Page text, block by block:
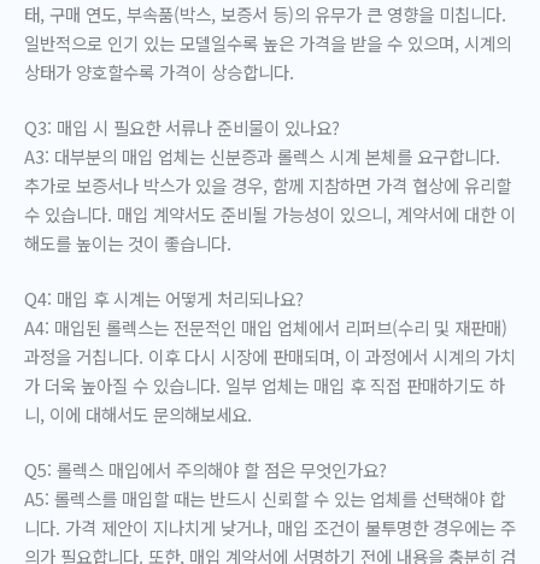
태, 구매 연도, 부속품(박스, 보증서 등)의 유무가 큰 영향을 미칩니다.
일반적으로 인기 있는 모델일수록 높은 가격을 받을 수 있으며, 시계의
상태가 양호할수록 가격이 상승합니다.
Q3: 매입 시 필요한 서류나 준비물이 있나요?
A3: 대부분의 매입 업체는 신분증과 롤렉스 시계 본체를 요구합니다.
추가로 보증서나 박스가 있을 경우, 함께 지참하면 가격 협상에 유리할
수 있습니다. 매입 계약서도 준비될 가능성이 있으니, 계약서에 대한 이
해도를 높이는 것이 좋습니다.
Q4: 매입 후 시계는 어떻게 처리되나요?
A4: 매입된 롤렉스는 전문적인 매입 업체에서 리퍼브(수리 및 재판매)
과정을 거칩니다. 이후 다시 시장에 판매되며, 이 과정에서 시계의 가치
가 더욱 높아질 수 있습니다. 일부 업체는 매입 후 직접 판매하기도 하
니, 이에 대해서도 문의해보세요.
Q5: 롤렉스 매입에서 주의해야 할 점은 무엇인가요?
A5: 롤렉스를 매입할 때는 반드시 신뢰할 수 있는 업체를 선택해야 합
니다. 가격 제안이 지나치게 낮거나, 매입 조건이 불투명한 경우에는 주
의가 필요합니다. 또한, 매입 계약서에 서명하기 전에 내용을 충분히 검